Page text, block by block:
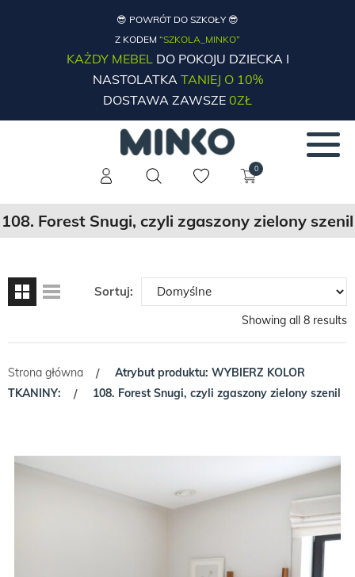
😎 POWRÓT DO SZKOŁY 😎
Z KODEM “SZKOLA_MINKO”
KAŻDY MEBELDO POKOJU DZIECKA I
NASTOLATKATANIEJ O 10%
DOSTAWA ZAWSZE 0ZŁ
0
108. Forest Snugi, czyli zgaszony zielony szenil
Sortuj:
Showing all 8 results
Strona główna /
Atrybut produktu: WYBIERZ KOLOR
TKANINY:
/ 108. Forest Snugi, czyli zgaszony zielony szenil